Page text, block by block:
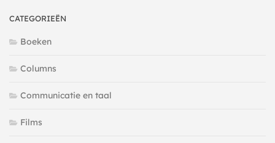
CATEGORIEËN
Boeken
Columns
Communicatie en taal
Films